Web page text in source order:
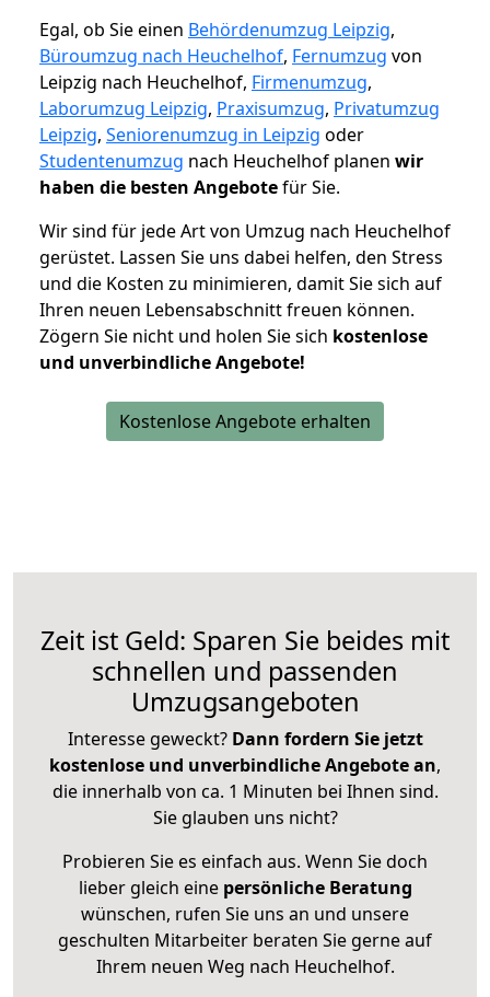
Egal, ob Sie einen Behördenumzug Leipzig,
Büroumzug nach Heuchelhof, Fernumzug von
Leipzig nach Heuchelhof, Firmenumzug,
Laborumzug Leipzig, Praxisumzug, Privatumzug
Leipzig, Seniorenumzug in Leipzig oder
Studentenumzug nach Heuchelhof planen wir
haben die besten Angebotefür Sie.
Wir sind für jede Art von Umzug nach Heuchelhof
gerüstet. Lassen Sie uns dabei helfen, den Stress
und die Kosten zu minimieren, damit Sie sich auf
Ihren neuen Lebensabschnitt freuen können.
Zögern Sie nicht und holen Sie sich kostenlose
und unverbindliche Angebote!
Kostenlose Angebote erhalten
Zeit ist Geld: Sparen Sie beides mit
schnellen und passenden
Umzugsangeboten
Interesse geweckt? Dann fordern Sie jetzt
kostenlose und unverbindliche Angebote an,
die innerhalb von ca. 1 Minuten bei Ihnen sind.
Sie glauben uns nicht?
Probieren Sie es einfach aus. Wenn Sie doch
lieber gleich eine persönliche Beratung
wünschen, rufen Sie uns an und unsere
geschulten Mitarbeiter beraten Sie gerne auf
Ihrem neuen Weg nach Heuchelhof.